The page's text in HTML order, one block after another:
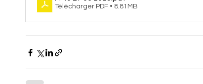
Télécharger PDF • 8.81MB